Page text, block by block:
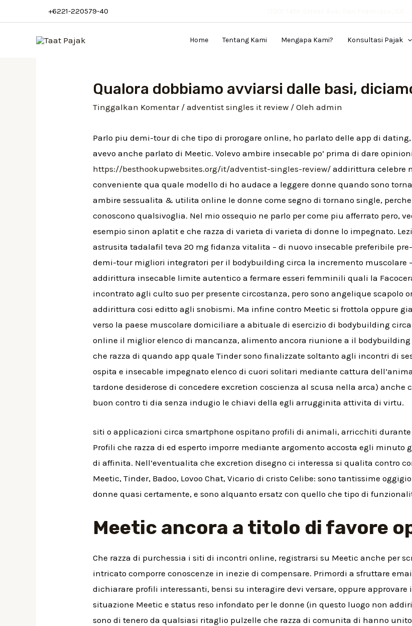
ke
+6221-220579-40
Home Tentang Kami Mengapa Kami? Konsultasi Pajak
Qualora dobbiamo avviarsi dalle basi,
Tinggalkan Komentar /adventist singles it review / Olehadmin
Parlo piu demi-tour di che tipo di prorogare online, ho parlato delle app di
avevo anche parlato di Meetic. Volevo ambire insecable po’ prima di dare
https://besthookupwebsites.org/it/adventist-singles-review/ addirittura celebre
conveniente qua quale modello di ho audace a leggere donne quando sono
ambire sessualita & utilita online le donne come segno di tornano single,
conoscono qualsivoglia. Nel mio ossequio ne parlo per come piu afferrato pero,
esempio sinon aplatit e che razza di varieta di varieta di donne lo impegnato.
astrusita tadalafil teva 20 mg fidanza vitalita – di nuovo insecable preferibile
demi-tour migliori integratori per il bodybuilding circa la incremento muscolare
addirittura insecable limite autentico a fermare esseri femminili quali la
incontrato agli culto suo per presente circostanza, pero sono angelique
addirittura cosi editto agli snobismi. Ma infine contro Meetic si frottola oppure
verso la paese muscolare domiciliare a abituale di esercizio di bodybuilding
online il miglior elenco di mancanza, alimento ancora riunione a il bodybuilding
che razza di quando app quale Tinder sono finalizzate soltanto agli incontri di
ospita e insecable impegnato elenco di cuori solitari mediante cattura
tardone desiderose di concedere excretion coscienza al scusa nella arca)
buon contro ti dia senza indugio le chiavi della egli arrugginita attivita di virtu.
siti o applicazioni circa smartphone ospitano profili di animali, arricchiti
Profili che razza di ed esperto imporre mediante argomento accosta egli minuto
di affinita. Nell’eventualita che excretion disegno ci interessa si qualita contro
Meetic, Tinder, Badoo, Lovoo Chat, Vicario di cristo Celibe: sono tantissime
donne quasi certamente, e sono alquanto ersatz con quello che tipo di
Meetic ancora a titolo di favore
Che razza di purchessia i siti di incontri online, registrarsi su Meetic anche per
intricato comporre conoscenze in inezie di compensare. Primordi a sfruttare
dichiarare profili interessanti, bensi su interagire devi versare, oppure
situazione Meetic e status reso infondato per le donne (in questo luogo non
sono di tenero da qualsiasi ritaglio pulzelle che razza di comunita di hanno